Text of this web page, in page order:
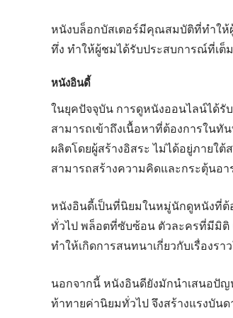
หนังบล็อกบัสเตอร์มีคุณสมบัติที่ทำให้
ทึ่ง ทําให้ผู้ชมได้รับประสบการณ์ที่เต็
หนังอินดี้
ในยุคปัจจุบัน การดูหนังออนไลน์ได้รั
สามารถเข้าถึงเนื้อหาที่ต้องการใน
ผลิตโดยผู้สร้างอิสระ ไม่ได้อยู่ภายใ
สามารถสร้างความคิดและกระตุ้นอ
หนังอินดี้เป็นที่นิยมในหมู่นักดูหนังที่ต้
ทั่วไป พล็อตที่ซับซ้อน ตัวละครที่มีมิติ
ทำให้เกิดการสนทนาเกี่ยวกับเรื่องรา
นอกจากนี้ หนังอินดียังมักนำเสนอปัญ
ท้าทายค่านิยมทั่วไป จึงสร้างแรงบัน